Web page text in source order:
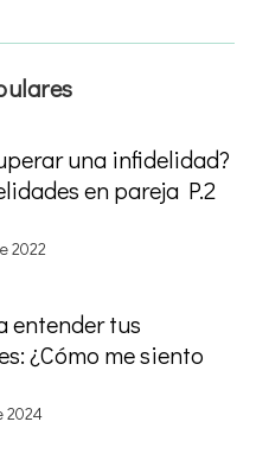
una infidelidad?
en pareja P.2
2022
entender tus
¿Cómo me siento
2024